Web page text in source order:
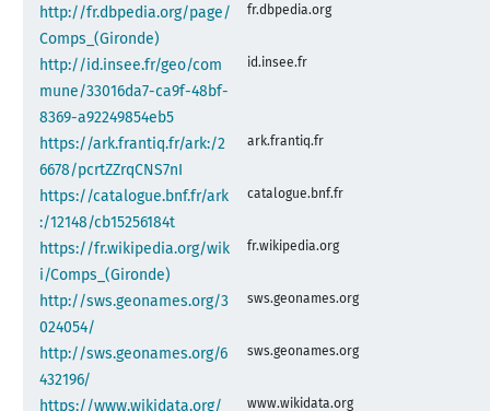
http://fr.dbpedia.org/page/
Comps_(Gironde)
fr.dbpedia.org
http://id.insee.fr/geo/com
mune/33016da7-ca9f-48bf-
8369-a92249854eb5
id.insee.fr
https://ark.frantiq.fr/ark:/2
6678/pcrtZZrqCNS7nI
ark.frantiq.fr
https://catalogue.bnf.fr/ark
:/12148/cb15256184t
catalogue.bnf.fr
https://fr.wikipedia.org/wik
i/Comps_(Gironde)
fr.wikipedia.org
http://sws.geonames.org/3
024054/
sws.geonames.org
http://sws.geonames.org/6
432196/
sws.geonames.org
https://www.wikidata.org/
www.wikidata.org